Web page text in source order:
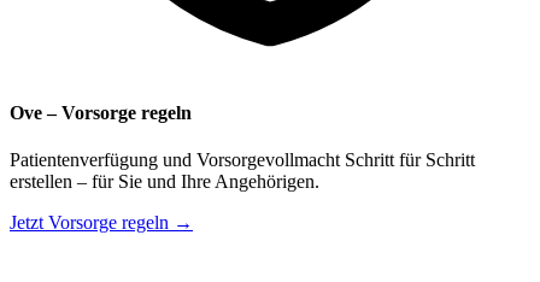
Ove – Vorsorge regeln
Patientenverfügung und Vorsorgevollmacht Schritt für Schritt
erstellen – für Sie und Ihre Angehörigen.
Jetzt Vorsorge regeln →